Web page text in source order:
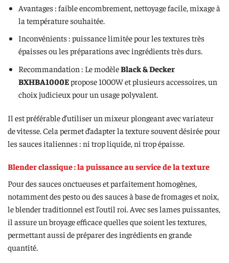
Avantages : faible encombrement, nettoyage facile, mixage à
la température souhaitée.
Inconvénients : puissance limitée pour les textures très
épaisses ou les préparations avec ingrédients très durs.
Recommandation : Le modèleBlack & Decker
BXHBA1000Epropose 1000W et plusieurs accessoires, un
choix judicieux pour un usage polyvalent.
Il est préférable d’utiliser un mixeur plongeant avec variateur
de vitesse. Cela permet d’adapter la texture souvent désirée pour
les sauces italiennes : ni trop liquide, ni trop épaisse.
Blender classique : la puissance au service de la texture
Pour des sauces onctueuses et parfaitement homogènes,
notamment des pesto ou des sauces à base de fromages et noix,
le blender traditionnel est l’outil roi. Avec ses lames puissantes,
il assure un broyage efficace quelles que soient les textures,
permettant aussi de préparer des ingrédients en grande
quantité.